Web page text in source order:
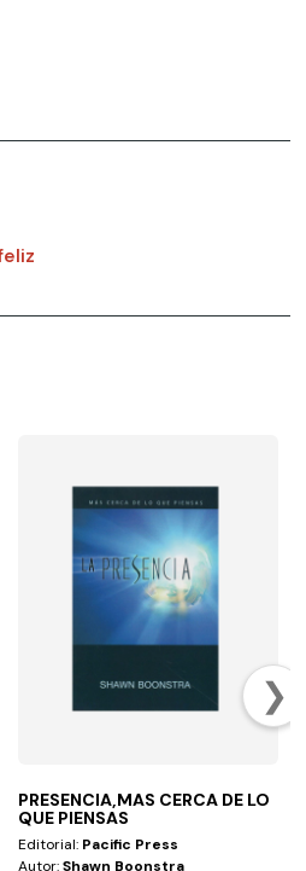
❯
PRESENCIA,MAS CERCA DE LO
QUE PIENSAS
Editorial: Pacific Press
Autor:Shawn Boonstra